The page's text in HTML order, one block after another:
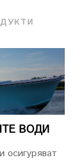
ВОДИ
осигуряват